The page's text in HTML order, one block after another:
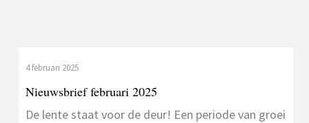
4 februari 2025
Nieuwsbrief februari 2025
De lente staat voor de deur! Een periode van groei